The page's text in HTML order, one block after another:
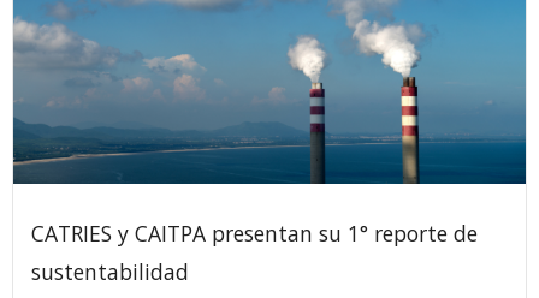
CATRIES y CAITPA presentan su 1° reporte de
sustentabilidad